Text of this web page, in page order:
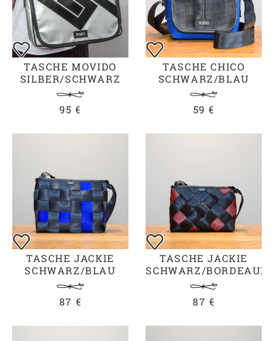
TASCHE MOVIDO
SILBER/SCHWARZ
95 €
TASCHE CHICO
SCHWARZ/BLAU
59 €
TASCHE JACKIE
SCHWARZ/BLAU
87 €
TASCHE JACKIE
SCHWARZ/BORDEAUX
87 €